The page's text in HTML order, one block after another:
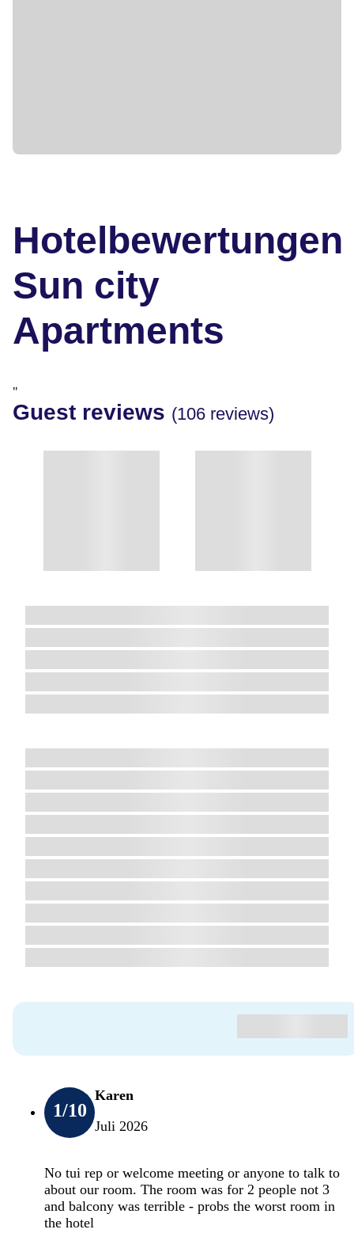
Hotelbewertungen
Sun city
Apartments
"
Guest reviews (106 reviews)
1/10
Karen
Juli 2026
No tui rep or welcome meeting or anyone to talk to
about our room. The room was for 2 people not 3
and balcony was terrible - probs the worst room in
the hotel